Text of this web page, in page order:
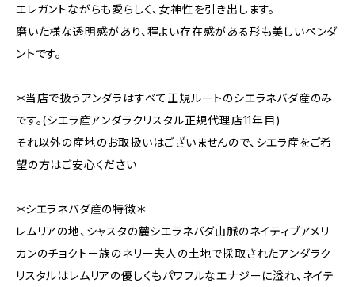
エレガントながらも愛らしく、女神性を引き出します。
磨いた様な透明感があり、程よい存在感がある形も美しいペンダ
ントです。
＊当店で扱うアンダラはすべて正規ルートのシエラネバダ産のみ
です。(シエラ産アンダラクリスタル正規代理店11年目)
それ以外の産地のお取扱いはございませんので、シエラ産をご希
望の方はご安心ください
＊シエラネバダ産の特徴＊
レムリアの地、シャスタの麓シエラネバダ山脈のネイティブアメリ
カンのチョクトー族のネリー夫人の土地で採取されたアンダラク
リスタルはレムリアの優しくもパワフルなエナジーに溢れ、ネイテ